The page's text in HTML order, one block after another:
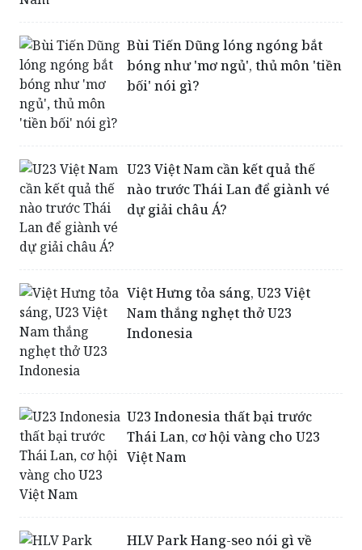
Bùi Tiến Dũng lóng ngóng bắt
bóng như 'mơ ngủ', thủ môn 'tiền
bối' nói gì?
U23 Việt Nam cần kết quả thế
nào trước Thái Lan để giành vé
dự giải châu Á?
Việt Hưng tỏa sáng, U23 Việt
Nam thắng nghẹt thở U23
Indonesia
U23 Indonesia thất bại trước
Thái Lan, cơ hội vàng cho U23
Việt Nam
HLV Park Hang-seo nói gì về